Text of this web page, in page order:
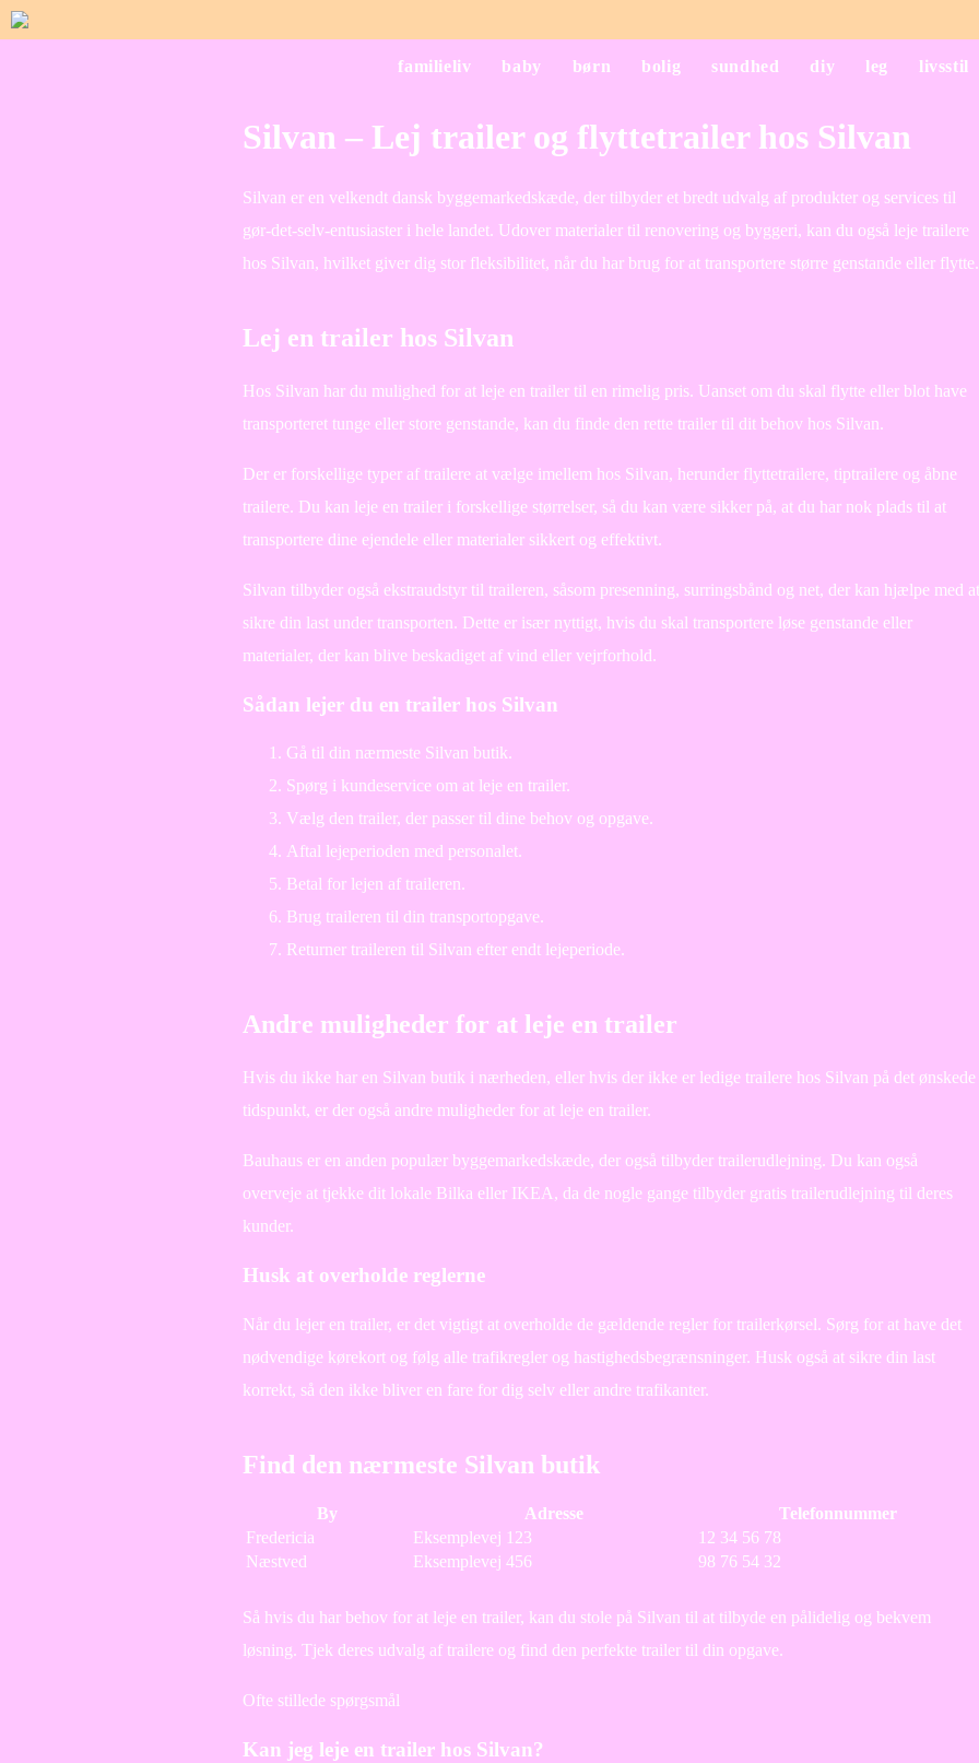
familieliv baby børn bolig sundhed diy leg livsstil
Silvan – Lej trailer og flyttetrailer hos Silvan
Silvan er en velkendt dansk byggemarkedskæde, der tilbyder et bredt udvalg af produkter og services til
gør-det-selv-entusiaster i hele landet. Udover materialer til renovering og byggeri, kan du også leje trailere
hos Silvan, hvilket giver dig stor fleksibilitet, når du har brug for at transportere større genstande eller flytte.
Lej en trailer hos Silvan
Hos Silvan har du mulighed for at leje en trailer til en rimelig pris. Uanset om du skal flytte eller blot have
transporteret tunge eller store genstande, kan du finde den rette trailer til dit behov hos Silvan.
Der er forskellige typer af trailere at vælge imellem hos Silvan, herunder flyttetrailere, tiptrailere og åbne
trailere. Du kan leje en trailer i forskellige størrelser, så du kan være sikker på, at du har nok plads til at
transportere dine ejendele eller materialer sikkert og effektivt.
Silvan tilbyder også ekstraudstyr til traileren, såsom presenning, surringsbånd og net, der kan hjælpe med at
sikre din last under transporten. Dette er især nyttigt, hvis du skal transportere løse genstande eller
materialer, der kan blive beskadiget af vind eller vejrforhold.
Sådan lejer du en trailer hos Silvan
Gå til din nærmeste Silvan butik.
Spørg i kundeservice om at leje en trailer.
Vælg den trailer, der passer til dine behov og opgave.
Aftal lejeperioden med personalet.
Betal for lejen af traileren.
Brug traileren til din transportopgave.
Returner traileren til Silvan efter endt lejeperiode.
Andre muligheder for at leje en trailer
Hvis du ikke har en Silvan butik i nærheden, eller hvis der ikke er ledige trailere hos Silvan på det ønskede
tidspunkt, er der også andre muligheder for at leje en trailer.
Bauhaus er en anden populær byggemarkedskæde, der også tilbyder trailerudlejning. Du kan også
overveje at tjekke dit lokale Bilka eller IKEA, da de nogle gange tilbyder gratis trailerudlejning til deres
kunder.
Husk at overholde reglerne
Når du lejer en trailer, er det vigtigt at overholde de gældende regler for trailerkørsel. Sørg for at have det
nødvendige kørekort og følg alle trafikregler og hastighedsbegrænsninger. Husk også at sikre din last
korrekt, så den ikke bliver en fare for dig selv eller andre trafikanter.
Find den nærmeste Silvan butik
By Adresse
Telefonnummer
Fredericia
Eksemplevej 123
12 34 56 78
Næstved
Eksemplevej 456 98 76 54 32
Så hvis du har behov for at leje en trailer, kan du stole på Silvan til at tilbyde en pålidelig og bekvem
løsning. Tjek deres udvalg af trailere og find den perfekte trailer til din opgave.
Ofte stillede spørgsmål
Kan jeg leje en trailer hos Silvan?